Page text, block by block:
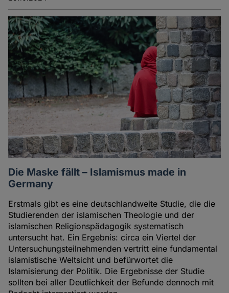
Die Maske fällt – Islamismus made in
Germany
Erstmals gibt es eine deutschlandweite Studie, die die
Studierenden der islamischen Theologie und der
islamischen Religionspädagogik systematisch
untersucht hat. Ein Ergebnis: circa ein Viertel der
Untersuchungsteilnehmenden vertritt eine fundamental
islamistische Weltsicht und befürwortet die
Islamisierung der Politik. Die Ergebnisse der Studie
sollten bei aller Deutlichkeit der Befunde dennoch mit